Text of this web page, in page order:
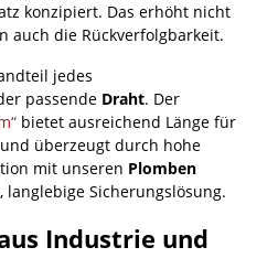
konzipiert. Das erhöht nicht
auch die Rückverfolgbarkeit.
jedes
passende Draht. Der
bietet ausreichend Länge für
überzeugt durch hohe
mit unseren Plomben
Sicherungslösung.
Industrie und